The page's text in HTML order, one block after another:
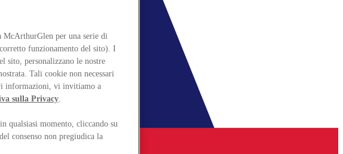
McArthurGlen per una serie di
funzionamento del sito). I
sito, personalizzano le nostre
Tali cookie non necessari
informazioni, vi invitiamo a
sulla Privacy.
qualsiasi momento, cliccando su
consenso non pregiudica la